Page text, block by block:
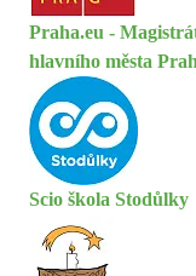
Praha.eu -
hlavního města
Scio škola Stodůlky